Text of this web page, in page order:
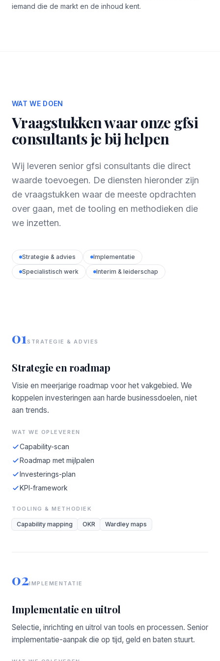
iemand die de markt en de inhoud kent.
WAT WE DOEN
Vraagstukken waar onze gfsi
consultants je bij helpen
Wij leveren senior gfsi consultants die direct
waarde toevoegen. De diensten hieronder zijn
de vraagstukken waar de meeste opdrachten
over gaan, met de tooling en methodieken die
we inzetten.
Strategie & advies
Implementatie
Specialistisch werk
Interim & leiderschap
01STRATEGIE & ADVIES
Strategie en roadmap
Visie en meerjarige roadmap voor het vakgebied. We
koppelen investeringen aan harde businessdoelen, niet
aan trends.
WAT WE OPLEVEREN
Capability-scan
Roadmap met mijlpalen
Investerings-plan
KPI-framework
TOOLING & METHODIEK
Capability mapping OKR Wardley maps
02IMPLEMENTATIE
Implementatie en uitrol
Selectie, inrichting en uitrol van tools en processen. Senior
implementatie-aanpak die op tijd, geld en baten stuurt.